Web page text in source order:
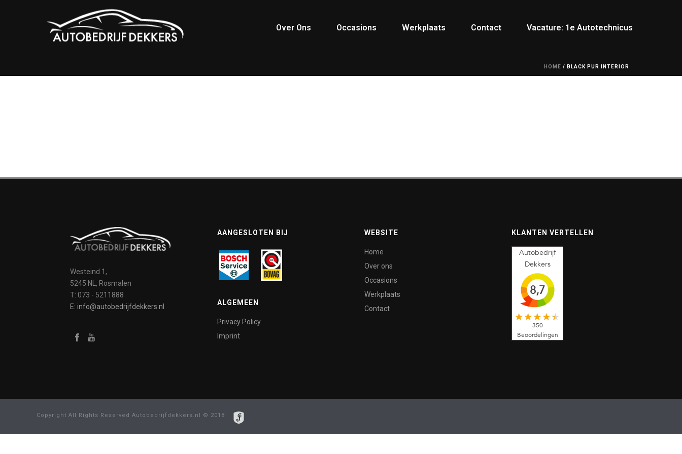
Over Ons Occasions Werkplaats Contact Vacature: 1e Autotechnicus
HOME / BLACK PUR INTERIOR
Westeind 1,
5245 NL, Rosmalen
T: 073 - 5211888
E: info@autobedrijfdekkers.nl
AANGESLOTEN BIJ
ALGEMEEN
Privacy Policy
Imprint
WEBSITE
Home
Over ons
Occasions
Werkplaats
Contact
KLANTEN VERTELLEN
Autobedrijf
Dekkers
8,7
350
Beoordelingen
Copyright All Rights Reserved Autobedrijfdekkers.nl © 2018